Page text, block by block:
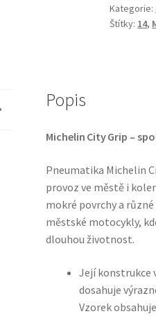
-
14
Kategorie:
Štítky: 14,
Popis
Michelin City Grip –
Pneumatika Michelin
provoz ve městě i
mokré povrchy a
městské motocykly,
dlouhou životnost.
Její konstrukce
dosahuje
Vzorek